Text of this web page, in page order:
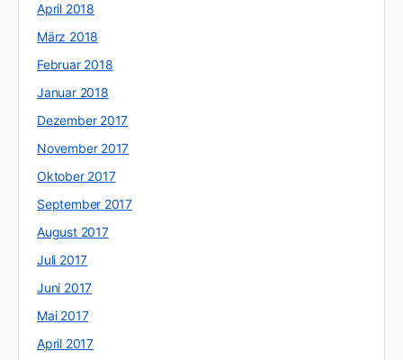
April 2018
März 2018
Februar 2018
Januar 2018
Dezember 2017
November 2017
Oktober 2017
September 2017
August 2017
Juli 2017
Juni 2017
Mai 2017
April 2017